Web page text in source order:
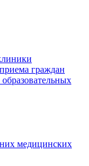
граждан
медицинских